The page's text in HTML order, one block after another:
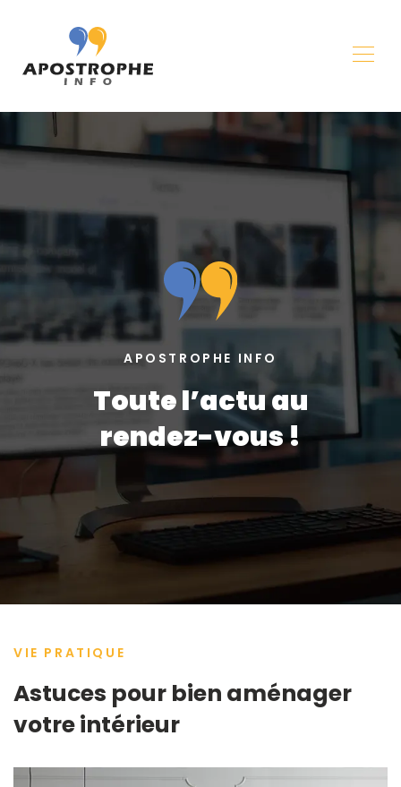
APOSTROPHE INFO
Toute l’actu au
rendez-vous !
VIE PRATIQUE
Astuces pour bien aménager
votre intérieur